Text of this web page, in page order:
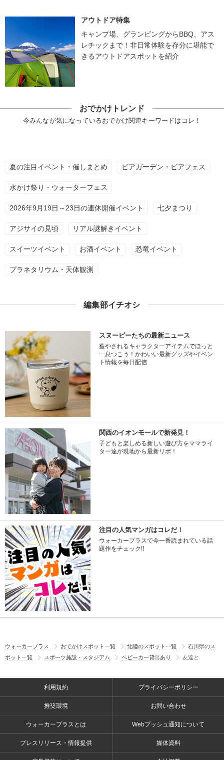
アウトドア特集
キャンプ場、グランピングからBBQ、アス
レチックまで！非日常体験を存分に堪能で
きるアウトドアスポットを紹介
おでかけトレンド
今みんなが気になっているおでかけ関連キーワードはコレ！
夏の注目イベント・催しまとめ ビアガーデン・ビアフェス
水かけ祭り・ウォーターフェス
2026年9月19日～23日の連休開催イベント 七夕まつり
アジサイの見頃 リアル謎解きイベント
スイーツイベント お酒イベント 恐竜イベント
プラネタリウム・天体観測
編集部イチオシ
スヌーピーたちの最新ニュース
癒やされるキャラクターアイテムでほっと
一息つこう！かわいい最新グッズやイベン
ト情報を毎日配信
関西のイオンモールで新発見！
子どもと楽しめる新しい遊び方をママライ
ター達が現地から最新リポ！
注目の人気マンガはコレだ！
ウォーカープラスで今一番読まれている話
題作をチェック!!
ウォーカープラス おでかけスポット一覧 北陸のスポット一覧
石川県のス
ポット一覧
スポーツ施設・スタジアム ベビーカー貸出あり 友達と
利用規約 プライバシーポリシー
推奨環境 お問い合わせ
ウォーカープラスとは Webプッシュ通知について
プレスリリース・情報提供 媒体資料